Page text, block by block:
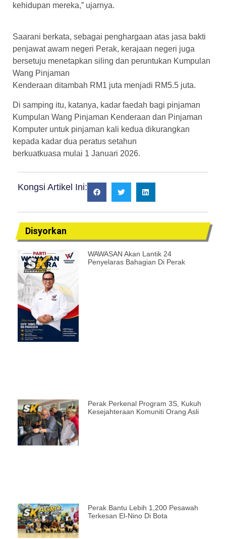
kehidupan mereka,” ujarnya.
Saarani berkata, sebagai penghargaan atas jasa bakti
penjawat awam negeri Perak, kerajaan negeri juga
bersetuju menetapkan siling dan peruntukan Kumpulan
Wang Pinjaman
Kenderaan ditambah RM1 juta menjadi RM5.5 juta.
Di samping itu, katanya, kadar faedah bagi pinjaman
Kumpulan Wang Pinjaman Kenderaan dan Pinjaman
Komputer untuk pinjaman kali kedua dikurangkan
kepada kadar dua peratus setahun
berkuatkuasa mulai 1 Januari 2026.
Kongsi Artikel Ini:
Disyorkan
WAWASAN Akan Lantik 24
Penyelaras Bahagian Di Perak
Perak Perkenal Program 3S, Kukuh
Kesejahteraan Komuniti Orang Asli
Perak Bantu Lebih 1,200 Pesawah
Terkesan El-Nino Di Bota